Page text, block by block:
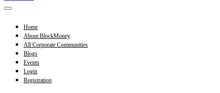
Menu
Home
About BlockMoney
All Corporate Communities
Blogs
Events
Login
Registration